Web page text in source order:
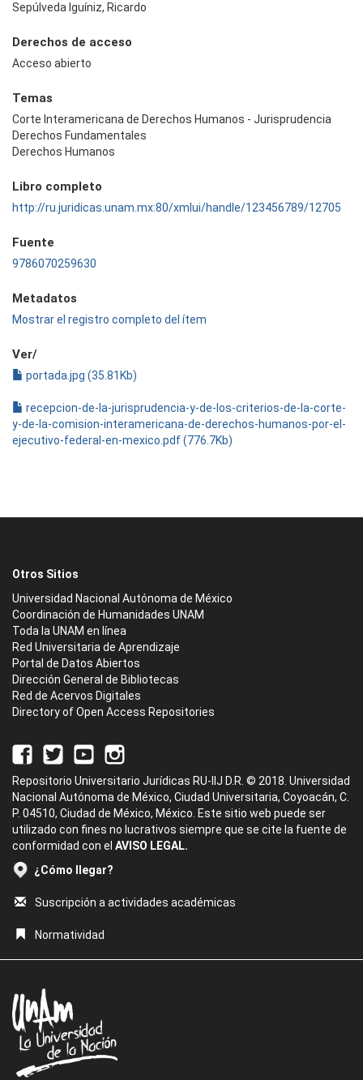
Sepúlveda Iguíniz, Ricardo
Derechos de acceso
Acceso abierto
Temas
Corte Interamericana de Derechos Humanos - Jurisprudencia
Derechos Fundamentales
Derechos Humanos
Libro completo
http://ru.juridicas.unam.mx:80/xmlui/handle/123456789/12705
Fuente
9786070259630
Metadatos
Mostrar el registro completo del ítem
Ver/
portada.jpg (35.81Kb)
recepcion-de-la-jurisprudencia-y-de-los-criterios-de-la-corte-
y-de-la-comision-interamericana-de-derechos-humanos-por-el-
ejecutivo-federal-en-mexico.pdf (776.7Kb)
Otros Sitios
Universidad Nacional Autónoma de México
Coordinación de Humanidades UNAM
Toda la UNAM en línea
Red Universitaria de Aprendizaje
Portal de Datos Abiertos
Dirección General de Bibliotecas
Red de Acervos Digitales
Directory of Open Access Repositories
Repositorio Universitario Jurídicas RU-IIJ D.R. © 2018. Universidad
Nacional Autónoma de México, Ciudad Universitaria, Coyoacán, C.
P. 04510, Ciudad de México, México. Este sitio web puede ser
utilizado con fines no lucrativos siempre que se cite la fuente de
conformidad con el AVISO LEGAL.
¿Cómo llegar?
Suscripción a actividades académicas
Normatividad